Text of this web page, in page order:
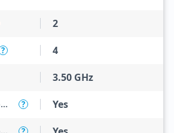
2
? 4
3.50 GHz
Intel Virtualization Technology (VT-x) ? Yes